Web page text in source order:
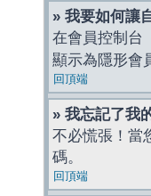
» 我要如何讓
在會員控制台
顯示為隱形會
回頂端
» 我忘記了我
不必慌張！當
碼。
回頂端